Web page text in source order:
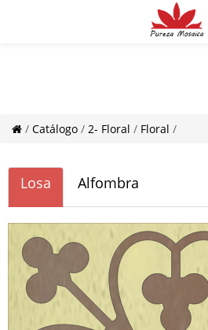
/ Catálogo / 2- Floral / Floral /
Losa Alfombra